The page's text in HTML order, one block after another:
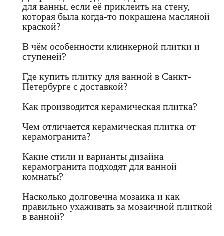
для ванны, если её приклеить на стену,
которая была когда-то покрашена масляной
краской?
В чём особенности клинкерной плитки и
ступеней?
Где купить плитку для ванной в Санкт-
Петербурге с доставкой?
Как производится керамическая плитка?
Чем отличается керамическая плитка от
керамогранита?
Какие стили и варианты дизайна
керамогранита подходят для ванной
комнаты?
Насколько долговечна мозаика и как
правильно ухаживать за мозаичной плиткой
в ванной?